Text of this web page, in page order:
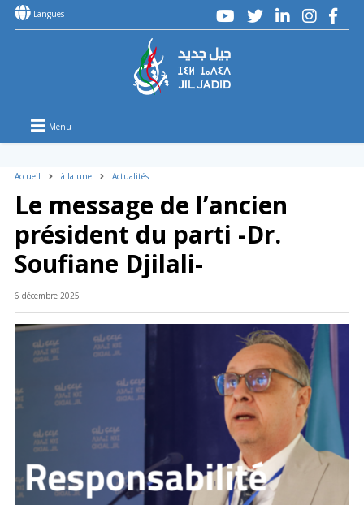
Langues
Menu
Accueil à la une Actualités
Le message de l’ancien
président du parti -Dr.
Soufiane Djilali-
6 décembre 2025